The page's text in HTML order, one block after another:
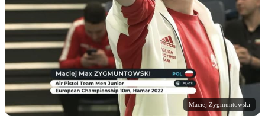
Maciej Zygmuntowski